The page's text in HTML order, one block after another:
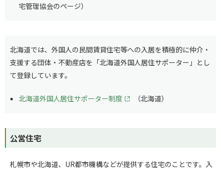
宅管理協会のページ）
北海道では、外国人の民間賃貸住宅等への入居を積極的に仲介・
支援する団体・不動産店を「北海道外国人居住サポーター」とし
て登録しています。
北海道外国人居住サポーター制度 （北海道）
公営住宅
札幌市や北海道、UR都市機構などが提供する住宅のことです。入